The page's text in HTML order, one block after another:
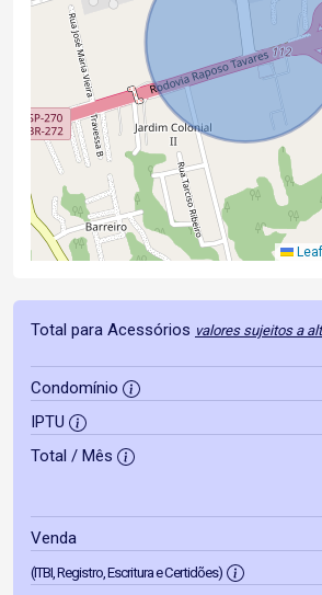
Total para Acessórios valores sujeitos a
Condomínio
IPTU
Total / Mês
Venda
(ITBI, Registro, Escritura e Certidões)